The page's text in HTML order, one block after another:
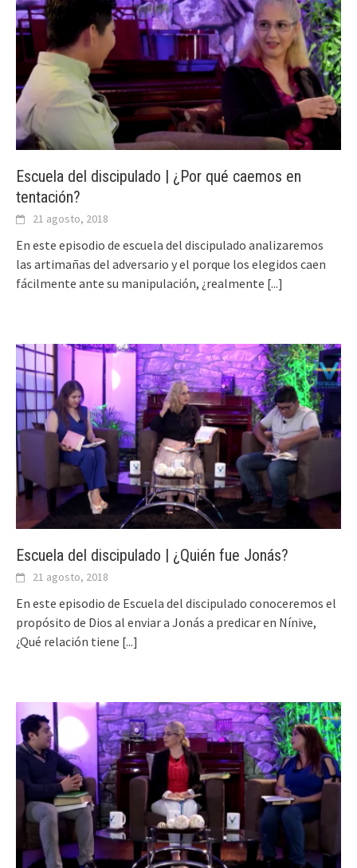
Escuela del discipulado | ¿Por qué caemos en
tentación?
21 agosto, 2018
En este episodio de escuela del discipulado analizaremos
las artimañas del adversario y el porque los elegidos caen
fácilmente ante su manipulación, ¿realmente [...]
Escuela del discipulado | ¿Quién fue Jonás?
21 agosto, 2018
En este episodio de Escuela del discipulado conoceremos el
propósito de Dios al enviar a Jonás a predicar en Nínive,
¿Qué relación tiene [...]